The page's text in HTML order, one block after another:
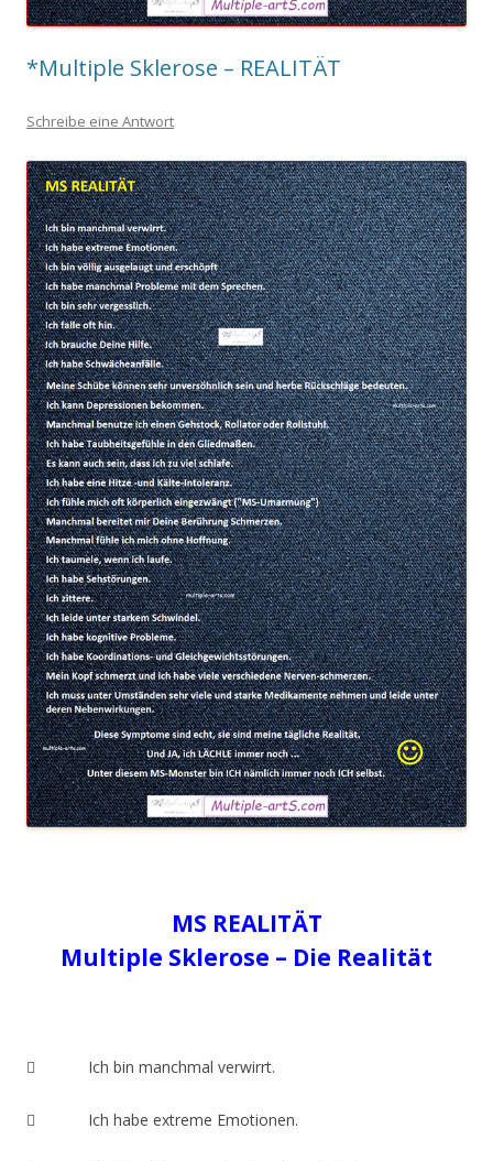
*Multiple Sklerose – REALITÄT
Schreibe eine Antwort
MS REALITÄT
Multiple Sklerose – Die Realität
 Ich bin manchmal verwirrt.
 Ich habe extreme Emotionen.